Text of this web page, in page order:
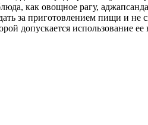
как овощное рагу,
за приготовлением пищи и
допускается использование